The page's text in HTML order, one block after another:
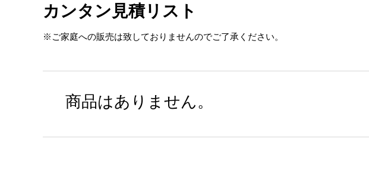
カンタン見積リスト
※ご家庭への販売は致しておりませんのでご了承ください。
商品はありません。